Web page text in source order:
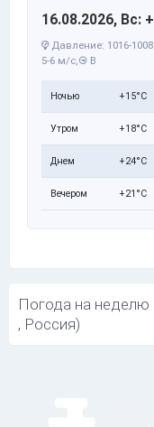
16.08.2026, Вс:
Давление: 1016-
5-6 м/с,
В
Ночью +15°C
Утром +18°C
Днем +24°C
Вечером +21°C
Погода на неделю
, Россия)